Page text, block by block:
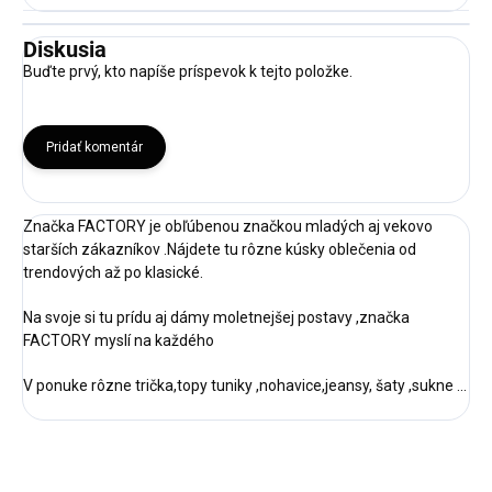
Diskusia
Buďte prvý, kto napíše príspevok k tejto položke.
Pridať komentár
Značka FACTORY je obľúbenou značkou mladých aj vekovo
starších zákazníkov .Nájdete tu rôzne kúsky oblečenia od
trendových až po klasické.
Na svoje si tu prídu aj dámy moletnejšej postavy ,značka
FACTORY myslí na každého
V ponuke rôzne trička,topy tuniky ,nohavice,jeansy, šaty ,sukne ...